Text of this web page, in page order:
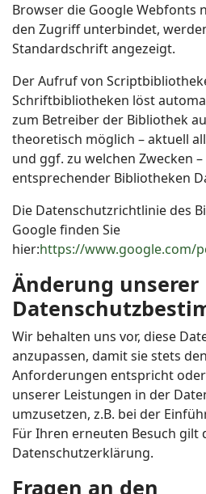
Browser die Google
den Zugriff unterbindet,
Standardschrift angezeigt.
Der Aufruf von
Schriftbibliotheken löst
zum Betreiber der Bibliothek
theoretisch möglich – aktuell
und ggf. zu welchen Zwecken
entsprechender Bibliotheken
Die Datenschutzrichtlinie des
Google finden Sie
hier:https://www.google.com/
Änderung unserer
Wir behalten uns vor, diese
anzupassen, damit sie stets
Anforderungen entspricht
unserer Leistungen in der
umzusetzen, z.B. bei der
Für Ihren erneuten Besuch gilt
Datenschutzerklärung.
Fragen an den